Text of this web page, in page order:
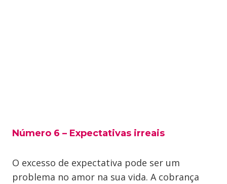
Número 6 – Expectativas irreais
O excesso de expectativa pode ser um
problema no amor na sua vida. A cobrança